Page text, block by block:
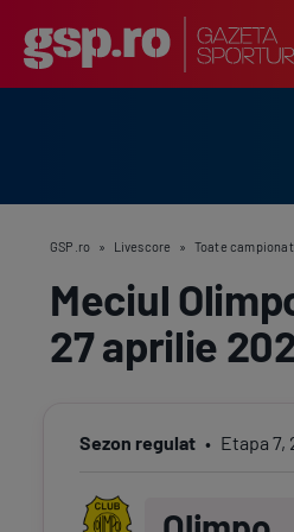
GSP.ro » Livescore » Toate
Meciul
27 aprilie
Sezon regulat Etapa 7,